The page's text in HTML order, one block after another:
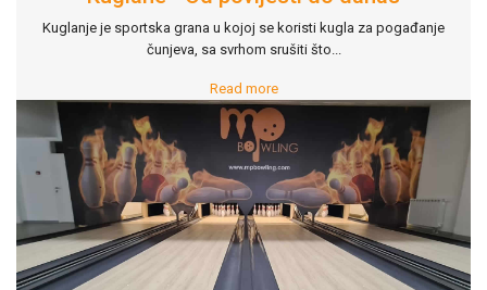
Kuglanje je sportska grana u kojoj se koristi kugla za pogađanje
čunjeva, sa svrhom srušiti što
Read more